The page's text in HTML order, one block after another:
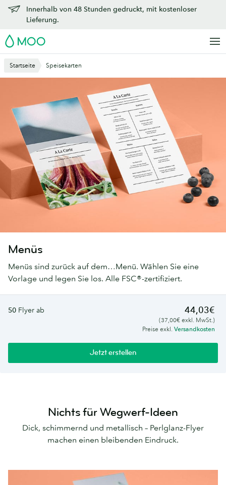
Zu
Hauptinhalt
Innerhalb von 48 Stunden gedruckt, mit kostenloser
Lieferung.
MOO
Startseite Speisekarten
Menüs
Menüs sind zurück auf dem…Menü. Wählen Sie eine
Vorlage und legen Sie los. Alle FSC®-zertifiziert.
50 Flyer ab 44,03€
(37,00€ exkl. MwSt.)
Preise exkl. Versandkosten
Jetzt erstellen
Nichts für Wegwerf-Ideen
Dick, schimmernd und metallisch – Perlglanz-Flyer
machen einen bleibenden Eindruck.